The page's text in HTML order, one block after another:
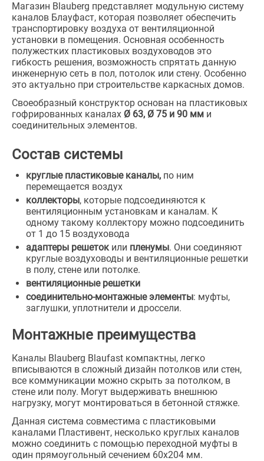
Магазин Blauberg представляет модульную систему
каналов Блауфаст, которая позволяет обеспечить
транспортировку воздуха от вентиляционной
установки в помещения. Основная особенность
полужестких пластиковых воздуховодов это
гибкость решения, возможность спрятать данную
инженерную сеть в пол, потолок или стену. Особенно
это актуально при строительстве каркасных домов.
Своеобразный конструктор основан на пластиковых
гофрированных каналах Ø 63, Ø 75 и 90 мм и
соединительных элементов.
Состав системы
круглые пластиковые каналы, по ним
перемещается воздух
коллекторы, которые подсоединяются к
вентиляционным установкам и каналам. К
одному такому коллектору можно подсоединить
от 1 до 15 воздуховода
адаптеры решетокили пленумы. Они соединяют
круглые воздуховоды и вентиляционные решетки
в полу, стене или потолке.
вентиляционные решетки
соединительно-монтажные элементы: муфты,
заглушки, уплотнители и дроссели.
Монтажные преимущества
Каналы Blauberg Blaufast компактны, легко
вписываются в сложный дизайн потолков или стен,
все коммуникации можно скрыть за потолком, в
стене или полу. Могут выдерживать внешнюю
нагрузку, могут монтироваться в бетонной стяжке.
Данная система совместима с пластиковыми
каналами Пластивент, несколько круглых каналов
можно соединить с помощью переходной муфты в
один прямоугольный сечением 60х204 мм.